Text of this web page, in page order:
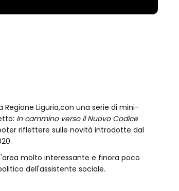
Regione Liguria,con una serie di mini-
In cammino verso il Nuovo Codice
riflettere sulle novità introdotte dal
molto interessante e finora poco
dell'assistente sociale.